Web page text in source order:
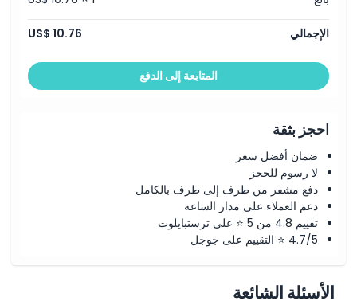
الإجمالي US$ 10.76
المتابعة إلى الدفع
احجز بثقة
ضمان أفضل سعر
لا رسوم للحجز
دفع مشفر من طرف إلى طرف بالكامل
دعم العملاء على مدار الساعة
تقييم 4.8 من 5 ⭐ على ترستبايلوت
4.7/5 ⭐ التقييم على جوجل
الأسئلة الشائعة